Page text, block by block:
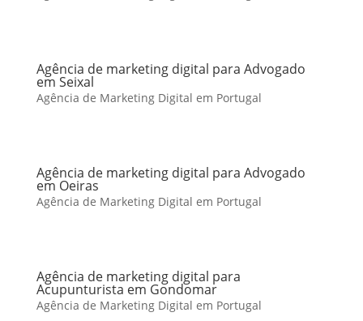
Agência de marketing digital para Advogado
em Seixal
Agência de Marketing Digital em Portugal
Agência de marketing digital para Advogado
em Oeiras
Agência de Marketing Digital em Portugal
Agência de marketing digital para
Acupunturista em Gondomar
Agência de Marketing Digital em Portugal